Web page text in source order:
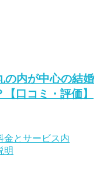
の内が中心の結婚
口コミ・評価】